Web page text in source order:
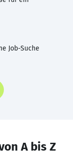
Job-Suche
A bis Z